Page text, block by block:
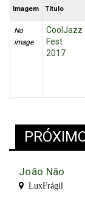
Imagem Título
No
image
CoolJazz
Fest
2017
João Não
LuxFrágil